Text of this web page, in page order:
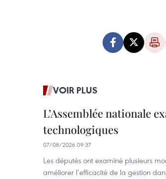
VOIR PLUS
L’Assemblée nationale
technologiques
07/08/2026 09:37
Les députés ont examiné plusieurs
améliorer l’efficacité de la gestion